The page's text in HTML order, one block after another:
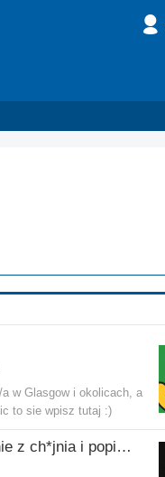
w Glasgow i okolicach, a
to sie wpisz tutaj :)
Grupa- ogolnie z ch*jnia i popierdulnia;